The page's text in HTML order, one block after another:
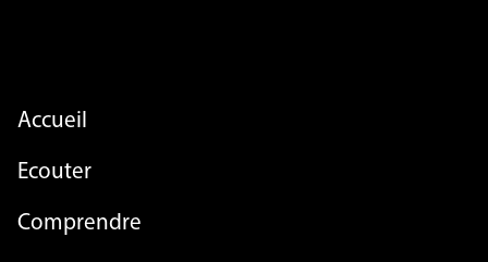
FOOTER MENU
Accueil
Ecouter
Comprendre